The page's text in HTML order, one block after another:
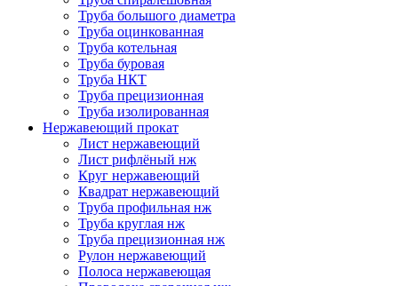
Труба большого диаметра
Труба оцинкованная
Труба котельная
Труба буровая
Труба НКТ
Труба прецизионная
Труба изолированная
Нержавеющий прокат
Лист нержавеющий
Лист рифлёный нж
Круг нержавеющий
Квадрат нержавеющий
Труба профильная нж
Труба круглая нж
Труба прецизионная нж
Рулон нержавеющий
Полоса нержавеющая